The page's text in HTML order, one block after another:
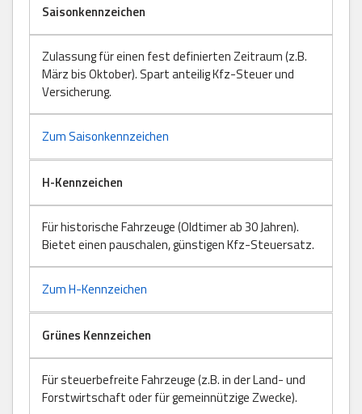
Saisonkennzeichen
Zulassung für einen fest definierten Zeitraum (z.B.
März bis Oktober). Spart anteilig Kfz-Steuer und
Versicherung.
Zum Saisonkennzeichen
H-Kennzeichen
Für historische Fahrzeuge (Oldtimer ab 30 Jahren).
Bietet einen pauschalen, günstigen Kfz-Steuersatz.
Zum H-Kennzeichen
Grünes Kennzeichen
Für steuerbefreite Fahrzeuge (z.B. in der Land- und
Forstwirtschaft oder für gemeinnützige Zwecke).